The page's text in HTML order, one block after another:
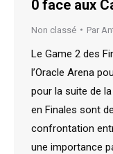
0 face aux
Non classé Par
Le Game 2 des
l’Oracle Arena
pour la suite de
en Finales sont
confrontation
une importance